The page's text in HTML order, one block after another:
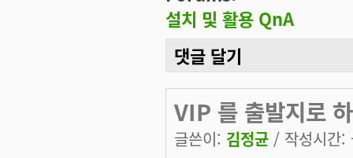
설치 및 활용 QnA
댓글 달기
VIP 를 출발지로
글쓴이: 김정균 / 작성시간